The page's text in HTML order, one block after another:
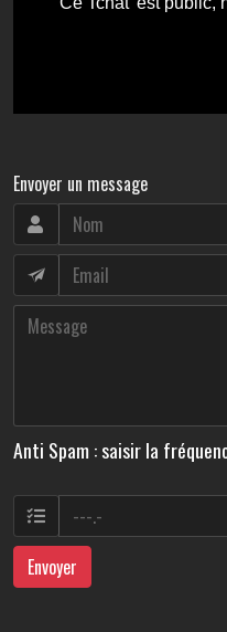
Envoyer un message
Anti Spam : saisir la
Envoyer